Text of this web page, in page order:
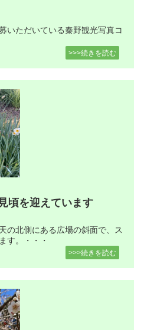
いただいている秦野観光写真コ
>>>続きを読む
頃を迎えています
の北側にある広場の斜面で、ス
す。・・・
>>>続きを読む